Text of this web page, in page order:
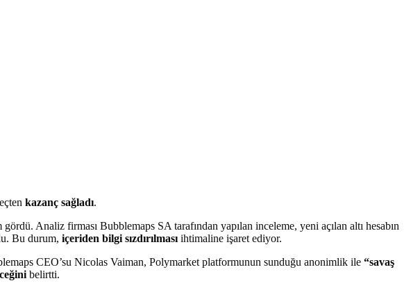
kazanç sağladı.
gördü. Analiz firması Bubblemaps SA tarafından yapılan inceleme, yeni açılan altı hesabın
Bu durum, içeriden bilgi sızdırılması ihtimaline işaret ediyor.
CEO’su Nicolas Vaiman, Polymarket platformunun sunduğu anonimlik ile “savaş
belirtti.